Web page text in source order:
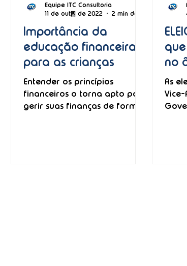
Importância da
educação financeira
para as crianças
Entender os princípios
financeiros o torna apto para
gerir suas finanças de forma
Equipe ITC Consultoria
11 de out. de 2022
no
As
Vice-